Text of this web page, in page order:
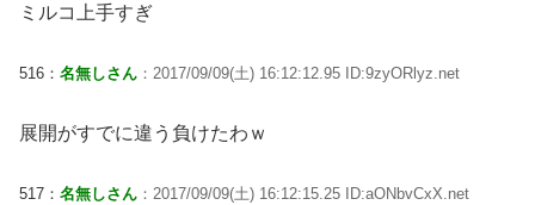
ミルコ上手すぎ
516： 名無しさん ：2017/09/09(土) 16:12:12.95 ID:9zyORlyz.net
展開がすでに違う負けたわｗ
517： 名無しさん ：2017/09/09(土) 16:12:15.25 ID:aONbvCxX.net